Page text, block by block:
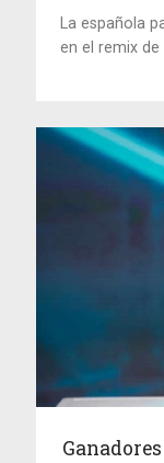
La española
en el remix de